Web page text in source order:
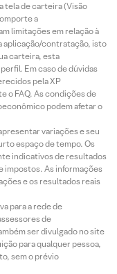
tela de carteira (Visão
a
limitações em relação à
aplicação/contratação, isto
carteira, esta
Em caso de dúvidas
pela XP
o FAQ. As condições de
podem afetar o
variações e seu
espaço de tempo. Os
indicativos de resultados
impostos. As informações
e os resultados reais
para a rede de
de
ser divulgado no site
para qualquer pessoa,
sem o prévio